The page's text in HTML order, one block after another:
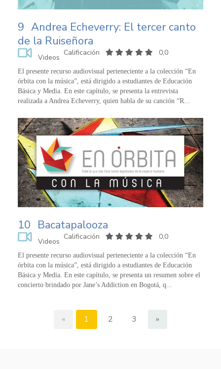
9 Andrea Echeverry: El tercer canto
de la Ruiseñora
Videos
Calificación 0,0
El presente recurso audiovisual perteneciente a la colección “En
órbita con la música”, está dirigido a estudiantes de Educación
Básica y Media. En este capítulo, se presenta la entrevista
realizada a Andrea Echeverry, quien habla de su canción “R...
10 Bacatapalooza
Videos
Calificación 0,0
El presente recurso audiovisual perteneciente a la colección “En
órbita con la música”, está dirigido a estudiantes de Educación
Básica y Media. En este capítulo, se presenta un resumen sobre el
concierto brindado por Jane’s Addiction en Bogotá, q...
« 1 2 3 »